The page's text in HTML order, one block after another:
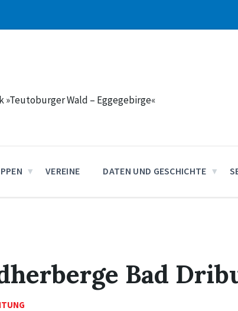
Wald – Eggegebirge«
VEREINE DATEN UND GESCHICHTE
Bad